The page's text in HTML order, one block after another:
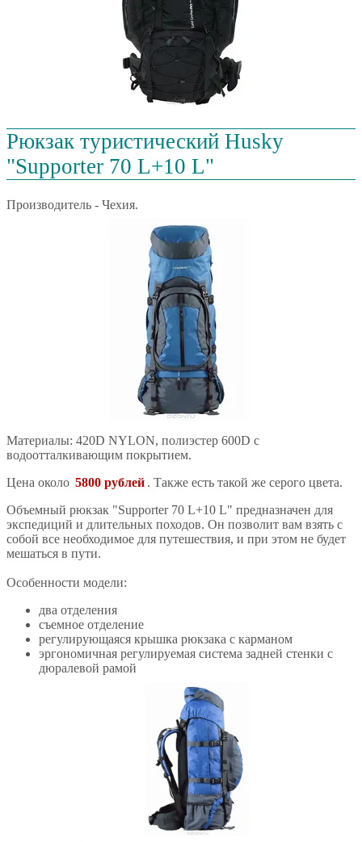
Рюкзак туристический Husky
"Supporter 70 L+10 L"
Производитель - Чехия.
Материалы: 420D NYLON, полиэстер 600D с
водоотталкивающим покрытием.
Цена около 5800 рублей . Также есть такой же серого цвета.
Объемный рюкзак "Supporter 70 L+10 L" предназначен для
экспедиций и длительных походов. Он позволит вам взять с
собой все необходимое для путешествия, и при этом не будет
мешаться в пути.
Особенности модели:
два отделения
съемное отделение
регулирующаяся крышка рюкзака с карманом
эргономичная регулируемая система задней стенки с
дюралевой рамой